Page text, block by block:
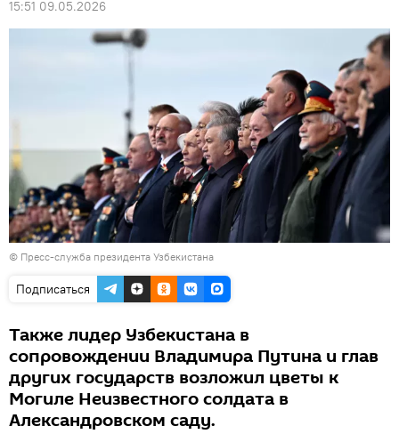
15:51 09.05.2026
© Пресс-служба президента Узбекистана
Подписаться
Также лидер Узбекистана в
сопровождении Владимира Путина и глав
других государств возложил цветы к
Могиле Неизвестного солдата в
Александровском саду.